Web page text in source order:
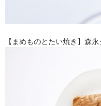
【まめものとたい焼き】森